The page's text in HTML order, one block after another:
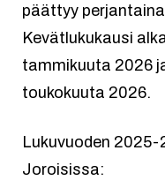
päättyy
Kevätlukukausi
tammikuuta 2026
toukokuuta 2026.
Lukuvuoden
Joroisissa: